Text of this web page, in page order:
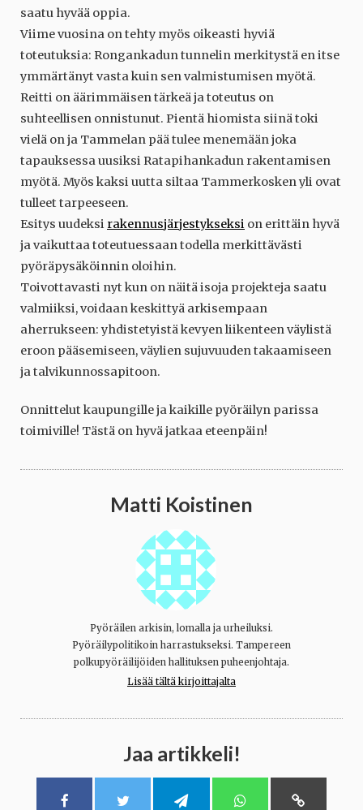
saatu hyvää oppia.
Viime vuosina on tehty myös oikeasti hyviä
toteutuksia: Rongankadun tunnelin merkitystä en itse
ymmärtänyt vasta kuin sen valmistumisen myötä.
Reitti on äärimmäisen tärkeä ja toteutus on
suhteellisen onnistunut. Pientä hiomista siinä toki
vielä on ja Tammelan pää tulee menemään joka
tapauksessa uusiksi Ratapihankadun rakentamisen
myötä. Myös kaksi uutta siltaa Tammerkosken yli ovat
tulleet tarpeeseen.
Esitys uudeksi rakennusjärjestykseksi on erittäin hyvä
ja vaikuttaa toteutuessaan todella merkittävästi
pyöräpysäköinnin oloihin.
Toivottavasti nyt kun on näitä isoja projekteja saatu
valmiiksi, voidaan keskittyä arkisempaan
aherrukseen: yhdistetyistä kevyen liikenteen väylistä
eroon pääsemiseen, väylien sujuvuuden takaamiseen
ja talvikunnossapitoon.
Onnittelut kaupungille ja kaikille pyöräilyn parissa
toimiville! Tästä on hyvä jatkaa eteenpäin!
Matti Koistinen
Pyöräilen arkisin, lomalla ja urheiluksi.
Pyöräilypolitikoin harrastukseksi. Tampereen
polkupyöräilijöiden hallituksen puheenjohtaja.
Lisää tältä kirjoittajalta
Jaa artikkeli!